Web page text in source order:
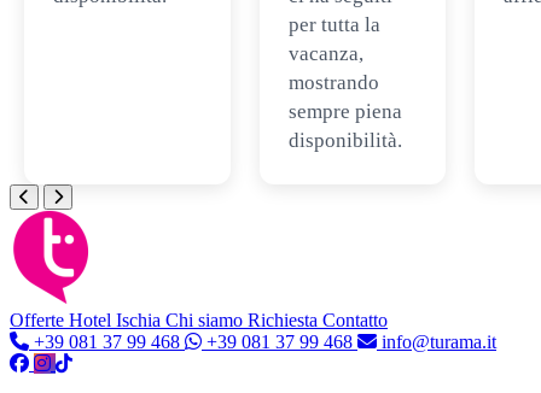
per tutta la
vacanza,
mostrando
sempre piena
disponibilità.
Offerte Hotel Ischia Chi siamo Richiesta Contatto
+39 081 37 99 468
+39 081 37 99 468 info@turama.it